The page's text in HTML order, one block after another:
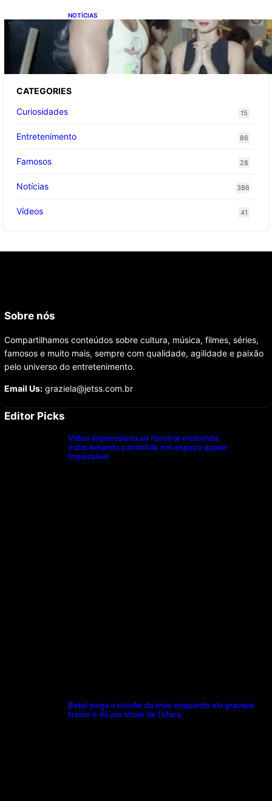
NOTÍCIAS
Irmãos Loricchio mortos ao planejarem
sequestrar Xuxa Meneghel e Letícia Spiller
CATEGORIES
Curiosidades
15
Entretenimento 86
Famosos 28
Notícias 386
Vídeos 41
Sobre nós
Compartilhamos conteúdos sobre cultura, música, filmes, séries,
famosos e muito mais, sempre com qualidade, agilidade e paixão
pelo universo do entretenimento.
Email Us: graziela@jetss.com.br
Editor Picks
Vídeo impressiona ao mostrar motorista
estacionando caminhão em espaço quase
impossível
Bebê pega o celular da mãe enquanto ela gravava
treino e dá um show de fofura